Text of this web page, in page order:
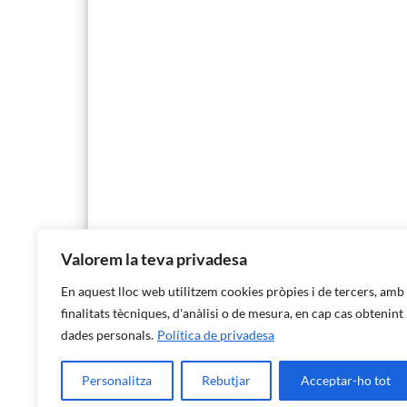
Valorem la teva privadesa
En aquest lloc web utilitzem cookies pròpies i de tercers, amb
finalitats tècniques, d'anàlisi o de mesura, en cap cas obtenint
dades personals. Política de privadesa
Personalitza Rebutjar Acceptar-ho tot